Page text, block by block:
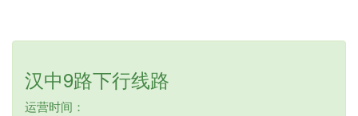
汉中9路下行线路
运营时间：